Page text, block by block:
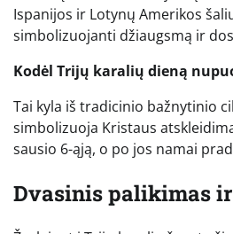
Ispanijos ir Lotynų Amerikos
simbolizuojanti džiaugsmą ir
Kodėl Trijų karalių dieną
Tai kyla iš tradicinio bažnytinio
simbolizuoja Kristaus
sausio 6-ąją, o po jos namai
Dvasinis palikimas